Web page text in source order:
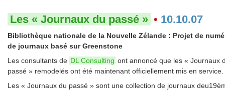
Les « Journaux du passé » • 10.10.07
Bibliothèque nationale de la Nouvelle Zélande : Projet de
de journaux basé sur Greenstone
Les consultants de DL Consulting ont annoncé que les « Journaux
passé » remodelés ont été maintenant officiellement mis en service.
Les « Journaux du passé » sont une collection de journaux